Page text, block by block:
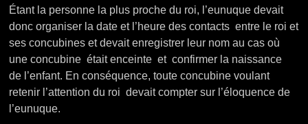
Étant la personne la plus proche du roi, l’eunuque devait
donc organiser la date et l’heure des contacts entre le roi et
ses concubines et devait enregistrer leur nom au cas où
une concubine était enceinte et confirmer la naissance
de l’enfant. En conséquence, toute concubine voulant
retenir l’attention du roi devait compter sur l’éloquence de
l’eunuque.